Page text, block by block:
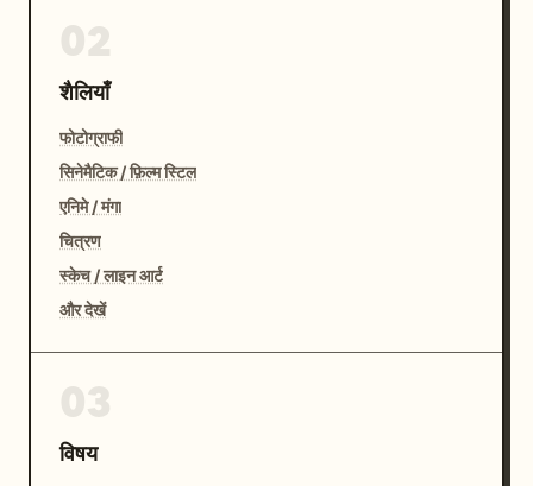
शैलियाँ
फोटोग्राफी
सिनेमैटिक / फ़िल्म स्टिल
एनिमे / मंगा
चित्रण
स्केच / लाइन आर्ट
और देखें
विषय